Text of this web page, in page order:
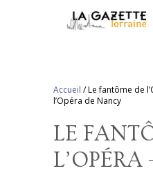
Accueil /Le fantôme de
l’Opéra de Nancy
LE
L’OPÉRA